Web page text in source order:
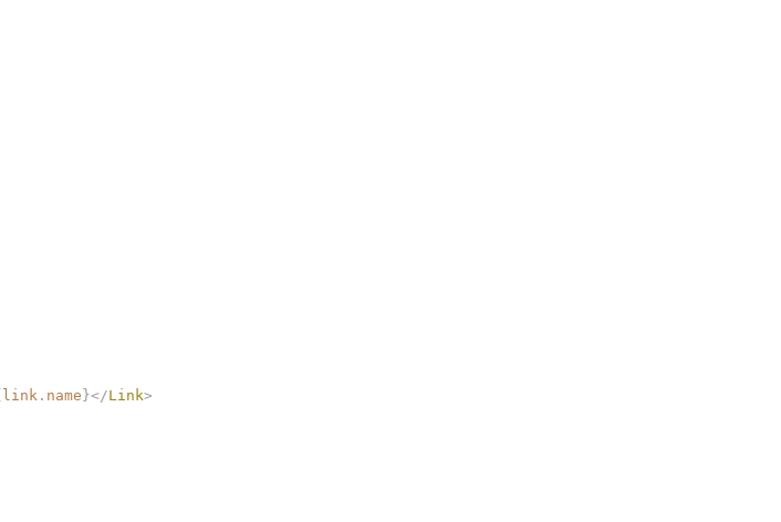
link . name }</Link>